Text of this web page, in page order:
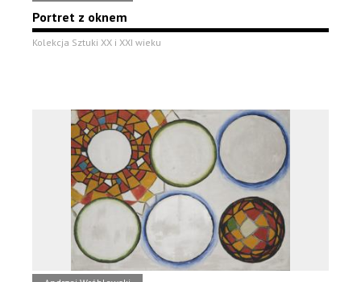
Portret z oknem
Kolekcja Sztuki XX i XXI wieku